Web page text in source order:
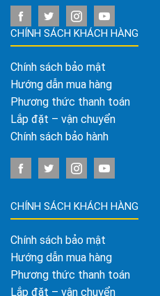
CHÍNH SÁCH KHÁCH HÀNG
Chính sách bảo mật
Hướng dẫn mua hàng
Phương thức thanh toán
Lắp đặt – vận chuyển
Chính sách bảo hành
CHÍNH SÁCH KHÁCH HÀNG
Chính sách bảo mật
Hướng dẫn mua hàng
Phương thức thanh toán
Lắp đặt – vận chuyển